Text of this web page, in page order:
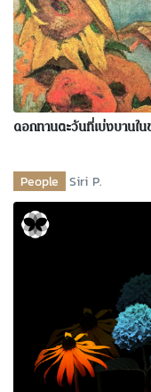
ดอกทานตะวันที่เบ่งบานใ
People Siri P.